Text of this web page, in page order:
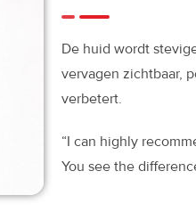
De huid wordt
vervagen zichtbaar,
verbetert.
“I can highly
You see the